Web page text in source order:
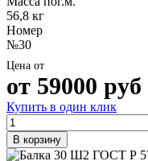
56,8 кг
Номер
№30
Цена от
от 59000 руб
Купить в один клик
В корзину